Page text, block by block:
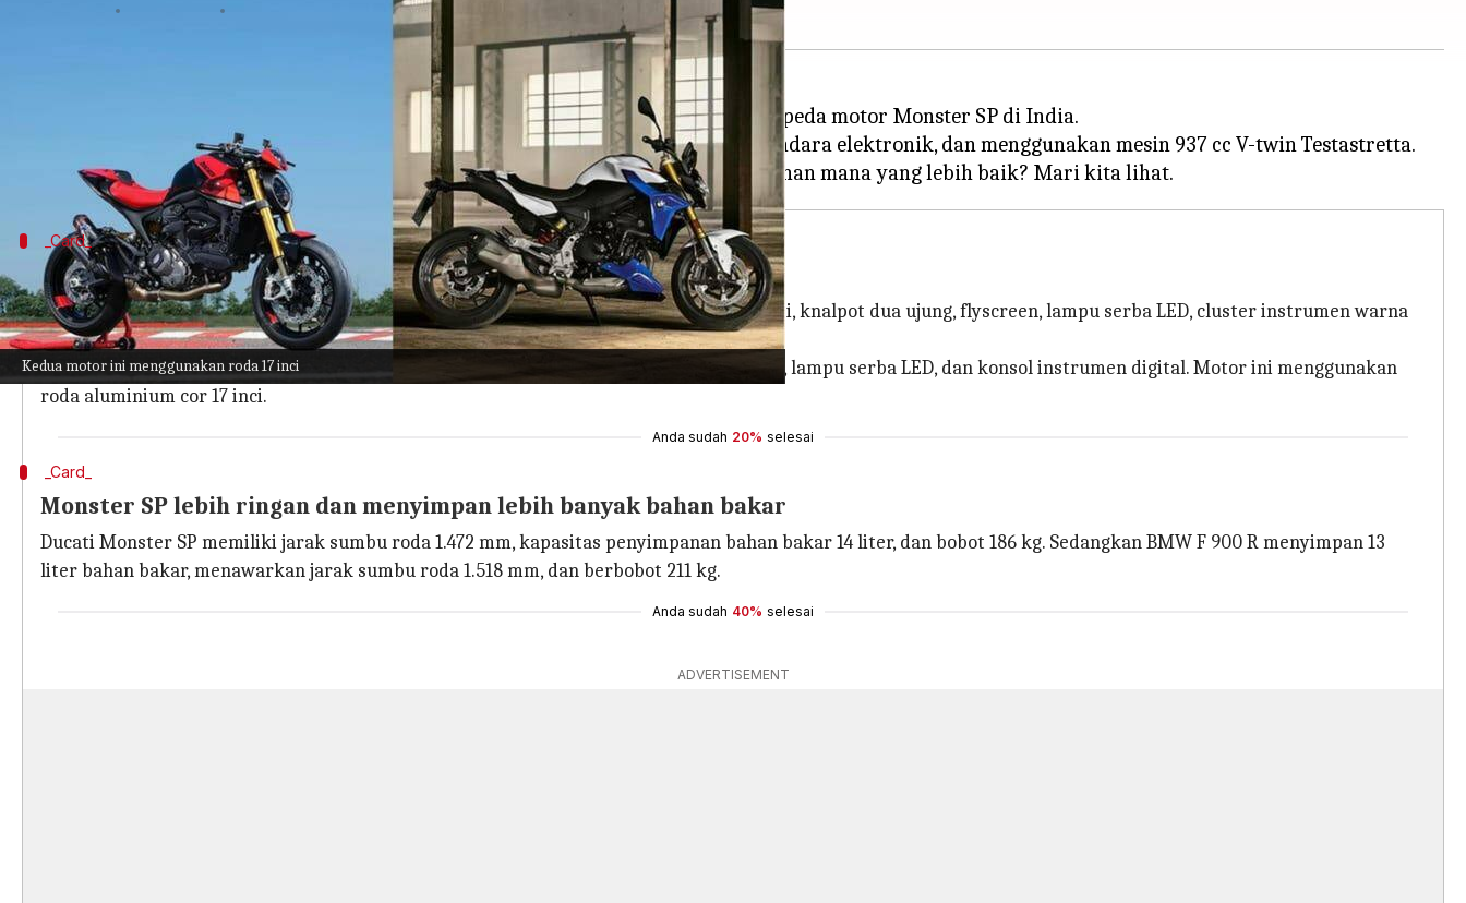
Kedua motor ini menggunakan roda 17 inci
Setelah diperkenalkan di pasar global tahun lalu, Ducati akhirnya meluncurkan sepeda motor Monster SP di India.
Motor ini memiliki tampilan sporty, dilengkapi dengan beberapa alat bantu berkendara elektronik, dan menggunakan mesin 937 cc V-twin Testastretta.
_Card_
F 900 R terlihat lebih bergaya
Ducati Monster SP memiliki jok tipe terpisah, tangki bahan bakar kekar dengan ekstensi, knalpot dua ujung, flyscreen, lampu serba LED, cluster instrumen warna
TFT 4,3 inci, dan velg alloy cor 17 inci.
BMW F 900 R memiliki jok bertingkat, tangki bahan bakar kekar, knalpot miring ke atas, lampu serba LED, dan konsol instrumen digital. Motor ini menggunakan
roda aluminium cor 17 inci.
Anda sudah 20% selesai
_Card_
Monster SP lebih ringan dan menyimpan lebih banyak bahan bakar
Ducati Monster SP memiliki jarak sumbu roda 1.472 mm, kapasitas penyimpanan bahan bakar 14 liter, dan bobot 186 kg. Sedangkan BMW F 900 R menyimpan 13
liter bahan bakar, menawarkan jarak sumbu roda 1.518 mm, dan berbobot 211 kg.
Anda sudah 40% selesai
ADVERTISEMENT